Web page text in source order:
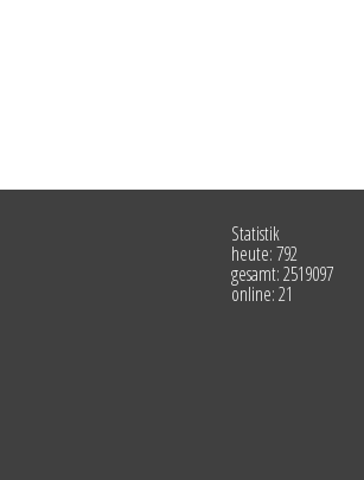
Statistik
heute: 792
gesamt: 2519097
online: 21